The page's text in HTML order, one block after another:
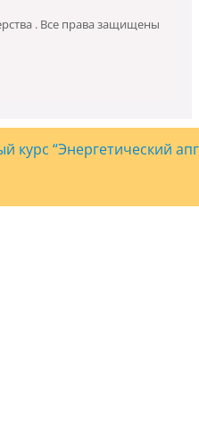
. Все права защищены
курс “Энергетический